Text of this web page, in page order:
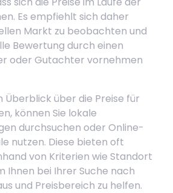
Es empfiehlt sich daher
Markt zu beobachten und
Bewertung durch einen
oder Gutachter vornehmen
Überblick über die Preise für
können Sie lokale
durchsuchen oder Online-
nutzen. Diese bieten oft
von Kriterien wie Standort
Ihnen bei Ihrer Suche nach
und Preisbereich zu helfen.